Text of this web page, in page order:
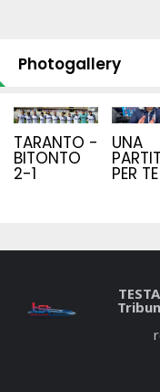
Photogallery
TARANTO -
BITONTO
2-1
UNA
PER TE